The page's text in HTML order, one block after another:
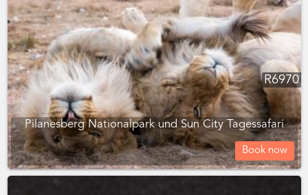
R6970
Pilanesberg Nationalpark und Sun City Tagessafari
Book now